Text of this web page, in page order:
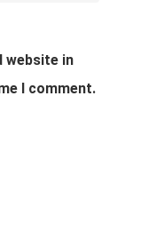
website in
I comment.